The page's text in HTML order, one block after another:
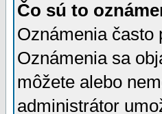
Čo sú to
Oznámenia často
Oznámenia sa
môžete alebo
administrátor